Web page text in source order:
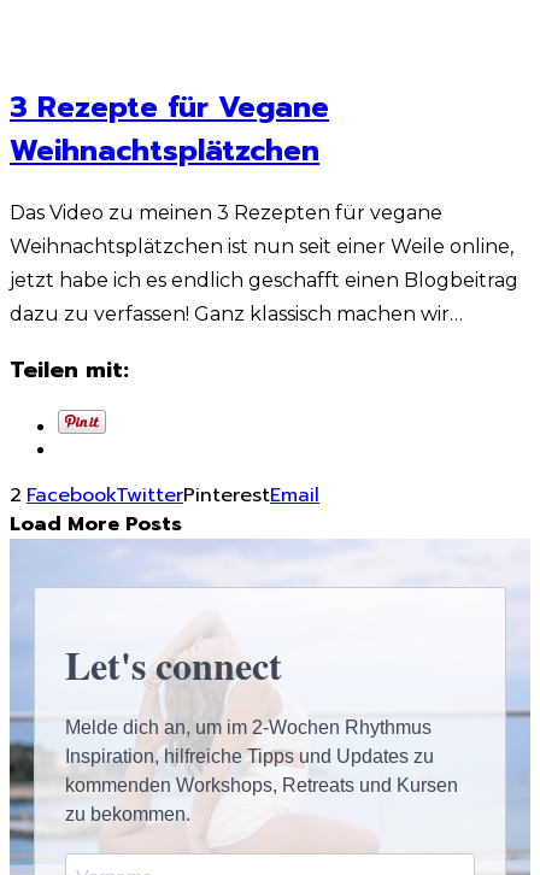
3 Rezepte für Vegane
Weihnachtsplätzchen
Das Video zu meinen 3 Rezepten für vegane
Weihnachtsplätzchen ist nun seit einer Weile online,
jetzt habe ich es endlich geschafft einen Blogbeitrag
dazu zu verfassen! Ganz klassisch machen wir…
Teilen mit:
2 FacebookTwitterPinterestEmail
Load More Posts